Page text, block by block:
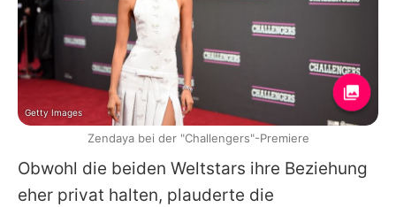
Obwohl die beiden Weltstars ihre Beziehung
eher privat halten, plauderte die
Getty Images
Zendaya bei der "Challengers"-Premiere